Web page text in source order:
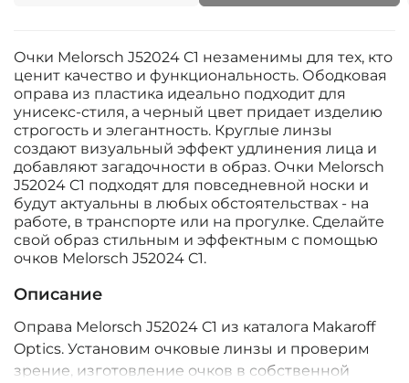
Очки Melorsch J52024 C1 незаменимы для тех, кто
ценит качество и функциональность. Ободковая
оправа из пластика идеально подходит для
унисекс-стиля, а черный цвет придает изделию
строгость и элегантность. Круглые линзы
создают визуальный эффект удлинения лица и
добавляют загадочности в образ. Очки Melorsch
J52024 C1 подходят для повседневной носки и
будут актуальны в любых обстоятельствах - на
работе, в транспорте или на прогулке. Сделайте
свой образ стильным и эффектным с помощью
очков Melorsch J52024 C1.
Описание
Оправа Melorsch J52024 C1 из каталога Makaroff
Optics. Установим очковые линзы и проверим
зрение, изготовление очков в собственной